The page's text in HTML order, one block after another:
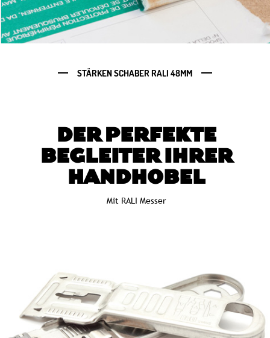
STÄRKEN SCHABER RALI 48MM
DER PERFEKTE
BEGLEITER IHRER
HANDHOBEL
Mit RALI Messer